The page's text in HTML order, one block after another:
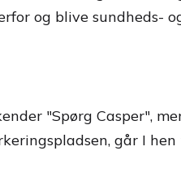
og blive sundheds-
"Spørg Casper",
går I